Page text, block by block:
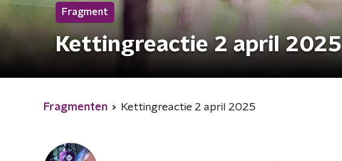
Fragment
Kettingreactie 2 april 2025
Fragmenten Kettingreactie 2 april 2025